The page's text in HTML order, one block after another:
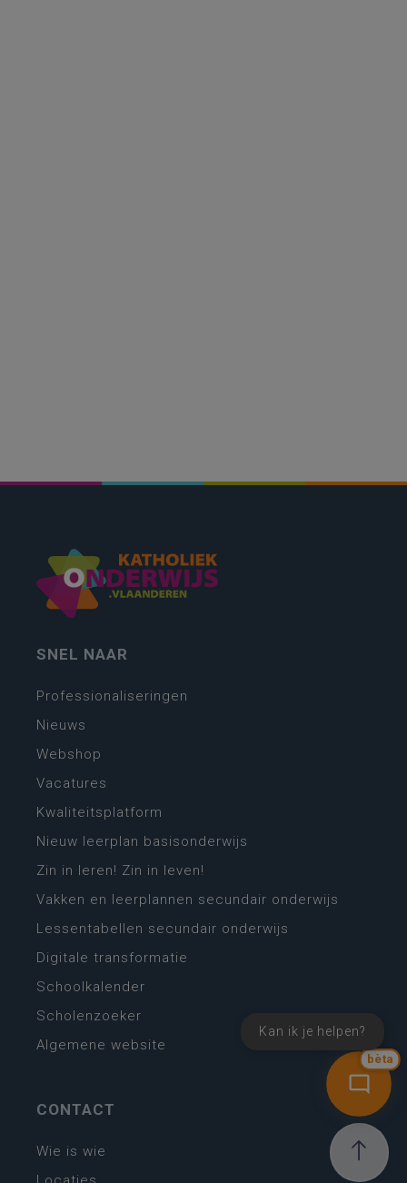
bèta
Kan ik je helpen?
SNEL NAAR
Professionaliseringen
Nieuws
Webshop
Vacatures
Kwaliteitsplatform
Nieuw leerplan basisonderwijs
Zin in leren! Zin in leven!
Vakken en leerplannen secundair onderwijs
Lessentabellen secundair onderwijs
Digitale transformatie
Schoolkalender
Scholenzoeker
Algemene website
CONTACT
Wie is wie